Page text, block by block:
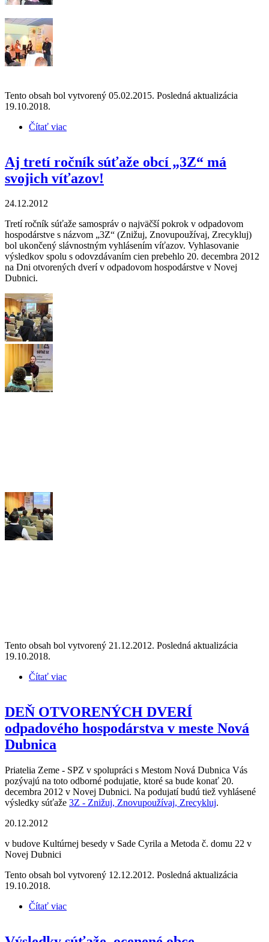
Tento obsah bol vytvorený 05.02.2015. Posledná aktualizácia
19.10.2018.
Čítať viac
Aj tretí ročník súťaže obcí „3Z“ má
svojich víťazov!
24.12.2012
Tretí ročník súťaže samospráv o najväčší pokrok v odpadovom
hospodárstve s názvom „3Z“ (Znižuj, Znovupoužívaj, Zrecykluj)
bol ukončený slávnostným vyhlásením víťazov. Vyhlasovanie
výsledkov spolu s odovzdávaním cien prebehlo 20. decembra 2012
na Dni otvorených dverí v odpadovom hospodárstve v Novej
Dubnici.
Tento obsah bol vytvorený 21.12.2012. Posledná aktualizácia
19.10.2018.
Čítať viac
DEŇ OTVORENÝCH DVERÍ
odpadového hospodárstva v meste Nová
Dubnica
Priatelia Zeme - SPZ v spolupráci s Mestom Nová Dubnica Vás
pozývajú na toto odborné podujatie, ktoré sa bude konať 20.
decembra 2012 v Novej Dubnici. Na podujatí budú tiež vyhlásené
výsledky súťaže 3Z - Znižuj, Znovupoužívaj, Zrecykluj.
20.12.2012
v budove Kultúrnej besedy v Sade Cyrila a Metoda č. domu 22 v
Novej Dubnici
Tento obsah bol vytvorený 12.12.2012. Posledná aktualizácia
19.10.2018.
Čítať viac